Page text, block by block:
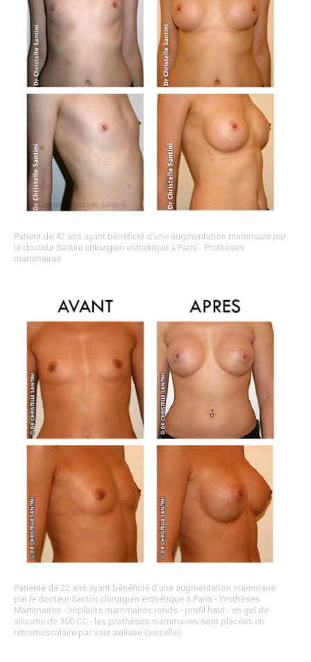
Patient de 42 ans ayant bénéficié d'une augmentation mammaire par
le docteur Santini chirurgien esthétique à Paris - Prothèses
mammaires
Patiente de 22 ans ayant bénéficié d'une augmentation mammaire
par le docteur Santini chirurgien esthétique à Paris - Prothèses
Mammaires - implants mammaires ronds - profil haut - en gel de
silicone de 300 CC - les prothèses mammaires sont placées en
rétromusculaire par voie axillaire (aisselle).